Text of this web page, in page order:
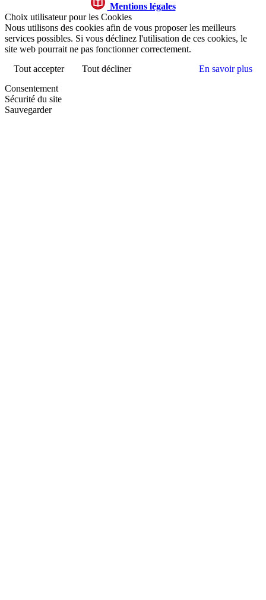
Mentions légales
Choix utilisateur pour les Cookies
Nous utilisons des cookies afin de vous proposer les meilleurs
services possibles. Si vous déclinez l'utilisation de ces cookies, le
site web pourrait ne pas fonctionner correctement.
Tout accepter
Tout décliner
En savoir plus
Consentement
Sécurité du site
Sauvegarder